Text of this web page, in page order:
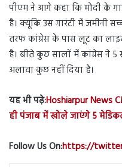
पीएम ने आगे कहा कि मोदी के
है। क्यूंकि उस गारंटी में जमीनी
तरफ कांग्रेस के पास लूट का
है। बीते कुछ सालों में कांग्रेस ने
अलावा कुछ नहीं दिया है।
यह भी पढ़े:Hoshiarpur News
ही पंजाब में खोले जाएंगे 5
Follow Us On:https://